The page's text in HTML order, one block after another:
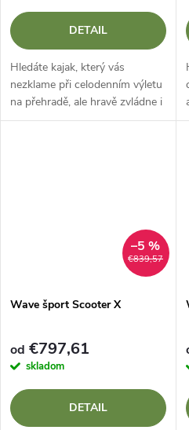
DETAIL
Hledáte kajak, který vás
nezklame při celodenním výletu
na přehradě, ale hravě zvládne i
meandrující řeku? Wave Sport
€839,57
–5 %
Wave šport Scooter X
od €797,61
skladom
DETAIL